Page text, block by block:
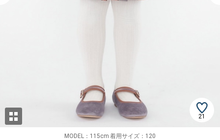
21
MODEL：115cm 着用サイズ：120